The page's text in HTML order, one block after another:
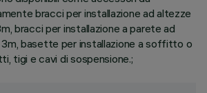
bracci per installazione ad altezze
bracci per installazione a parete ad
basette per installazione a soffitto o
tigi e cavi di sospensione.;